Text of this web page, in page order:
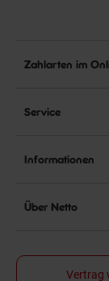
Zahlarten im
Service
Informationen
Über Netto
Vertrag